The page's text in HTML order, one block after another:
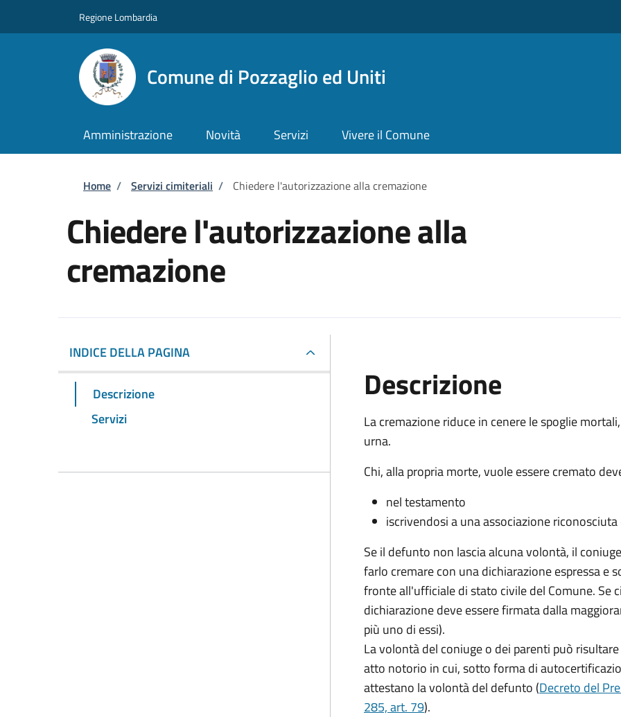
Regione Lombardia
Comune di Pozzaglio ed Uniti
Amministrazione Novità Servizi Vivere il Comune
Briciole di pane
Home / Servizi cimiteriali / Chiedere l'autorizzazione alla cremazione
Chiedere l'autorizzazione alla
cremazione
INDICE DELLA PAGINA
Descrizione
Servizi
Descrizione
La cremazione riduce in cenere le spoglie
urna.
Chi, alla propria morte, vuole essere cremato
nel testamento
iscrivendosi a una associazione
Se il defunto non lascia alcuna volontà, il
farlo cremare con una dichiarazione espressa e
fronte all'ufficiale di stato civile del Comune. Se
dichiarazione deve essere firmata dalla
più uno di essi).
La volontà del coniuge o dei parenti può
atto notorio in cui, sotto forma di
attestano la volontà del defunto (Decreto del
285, art. 79).